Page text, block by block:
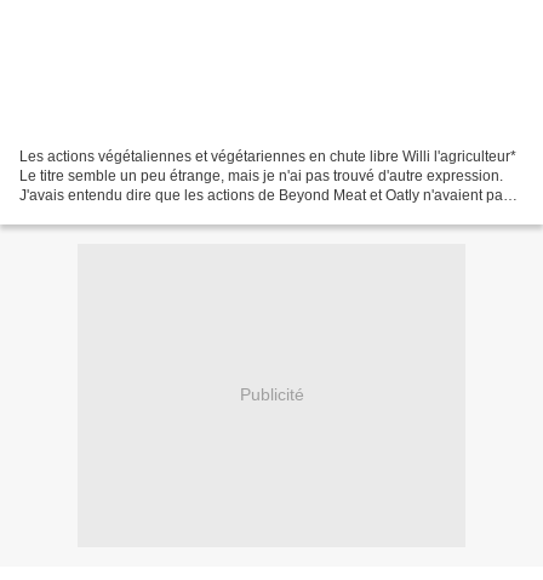
Les actions végétaliennes et végétariennes en chute libre Willi l'agriculteur*
Le titre semble un peu étrange, mais je n'ai pas trouvé d'autre expression.
J'avais entendu dire que les actions de Beyond Meat et Oatly n'avaient pas
Publicité